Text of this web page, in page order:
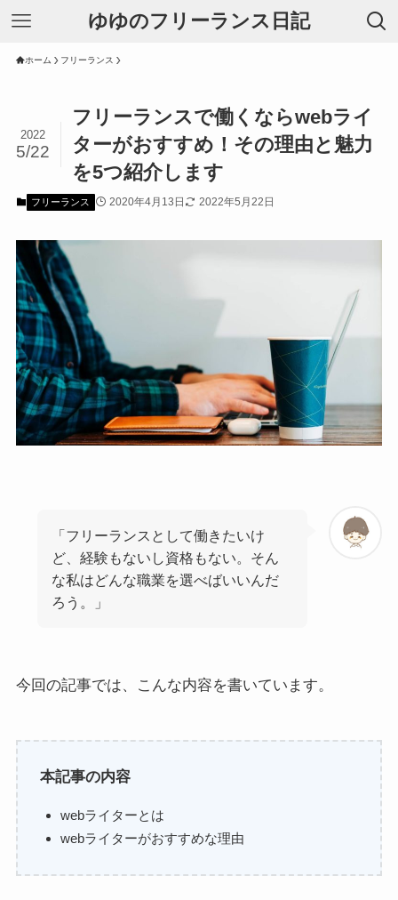
ゆゆのフリーランス日記
ホーム フリーランス
フリーランスで働くならwebライ
ターがおすすめ！その理由と魅力
を5つ紹介します
2022
5/22
フリーランス 2020年4月13日 2022年5月22日
「フリーランスとして働きたいけ
ど、経験もないし資格もない。そん
な私はどんな職業を選べばいいんだ
ろう。」
今回の記事では、こんな内容を書いています。
本記事の内容
webライターとは
webライターがおすすめな理由